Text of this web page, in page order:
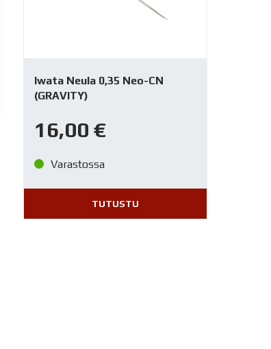
Iwata Neula 0,35 Neo-CN
(GRAVITY)
16,00 €
Varastossa
TUTUSTU